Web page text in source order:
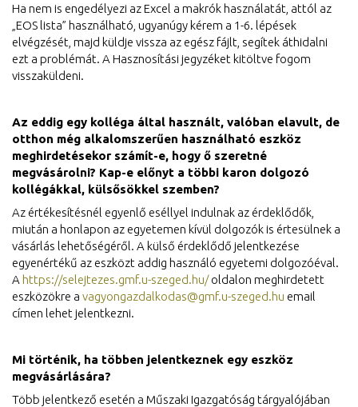
Ha nem is engedélyezi az Excel a makrók használatát, attól az
„EOS lista” használható, ugyanúgy kérem a 1-6. lépések
elvégzését, majd küldje vissza az egész fájlt, segítek áthidalni
ezt a problémát. A Hasznosítási jegyzéket kitöltve fogom
visszaküldeni.
Az eddig egy kolléga által használt, valóban elavult, de
otthon még alkalomszerűen használható eszköz
meghirdetésekor számít-e, hogy ő szeretné
megvásárolni? Kap-e előnyt a többi karon dolgozó
kollégákkal, külsősökkel szemben?
Az értékesítésnél egyenlő eséllyel indulnak az érdeklődők,
miután a honlapon az egyetemen kívül dolgozók is értesülnek a
vásárlás lehetőségéről. A külső érdeklődő jelentkezése
egyenértékű az eszközt addig használó egyetemi dolgozóéval.
A https://selejtezes.gmf.u-szeged.hu/oldalon meghirdetett
eszközökre a vagyongazdalkodas@gmf.u-szeged.hu email
címen lehet jelentkezni.
Mi történik, ha többen jelentkeznek egy eszköz
megvásárlására?
Több jelentkező esetén a Műszaki Igazgatóság tárgyalójában